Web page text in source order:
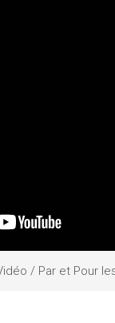
/ Par et Pour